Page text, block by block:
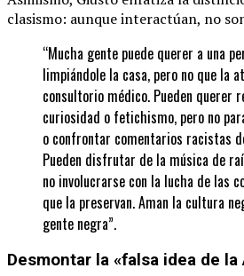
clasismo: aunque interactúan, no
“Mucha gente puede querer a una
limpiándole la casa, pero no que la
consultorio médico. Pueden querer
curiosidad o fetichismo, pero no
o confrontar comentarios racistas
Pueden disfrutar de la música de
no involucrarse con la lucha de las
que la preservan. Aman la cultura
gente negra”.
Desmontar la «falsa idea de